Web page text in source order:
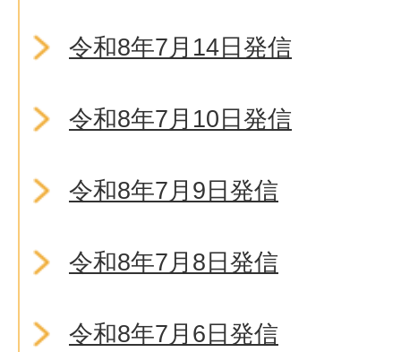
令和8年7月14日発信
令和8年7月10日発信
令和8年7月9日発信
令和8年7月8日発信
令和8年7月6日発信